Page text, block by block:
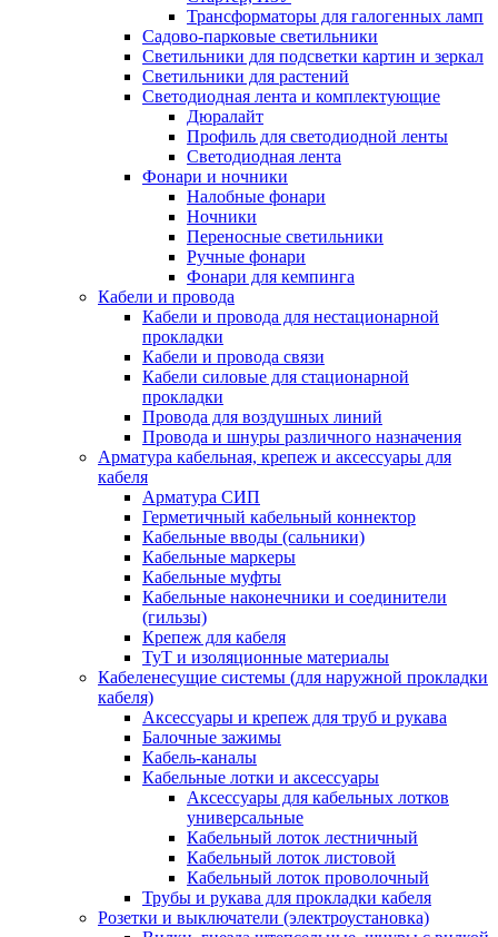
Трансформаторы для галогенных ламп
Садово-парковые светильники
Светильники для подсветки картин и зеркал
Светильники для растений
Светодиодная лента и комплектующие
Дюралайт
Профиль для светодиодной ленты
Светодиодная лента
Фонари и ночники
Налобные фонари
Ночники
Переносные светильники
Ручные фонари
Фонари для кемпинга
Кабели и провода
Кабели и провода для нестационарной
прокладки
Кабели и провода связи
Кабели силовые для стационарной
прокладки
Провода для воздушных линий
Провода и шнуры различного назначения
Арматура кабельная, крепеж и аксессуары для
кабеля
Арматура СИП
Герметичный кабельный коннектор
Кабельные вводы (сальники)
Кабельные маркеры
Кабельные муфты
Кабельные наконечники и соединители
(гильзы)
Крепеж для кабеля
ТуТ и изоляционные материалы
Кабеленесущие системы (для наружной прокладки
кабеля)
Аксессуары и крепеж для труб и рукава
Балочные зажимы
Кабель-каналы
Кабельные лотки и аксессуары
Аксессуары для кабельных лотков
универсальные
Кабельный лоток лестничный
Кабельный лоток листовой
Кабельный лоток проволочный
Трубы и рукава для прокладки кабеля
Розетки и выключатели (электроустановка)